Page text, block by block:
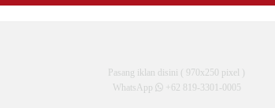
Pasang iklan disini ( 970x250 pixel )
WhatsApp
+62 819-3301-0005